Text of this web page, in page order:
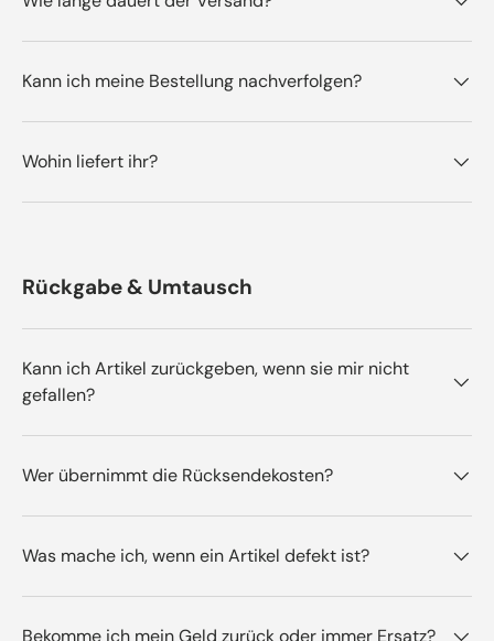
Kann ich meine Bestellung nachverfolgen?
Wohin liefert ihr?
Rückgabe & Umtausch
Kann ich Artikel zurückgeben, wenn sie mir nicht
gefallen?
Wer übernimmt die Rücksendekosten?
Was mache ich, wenn ein Artikel defekt ist?
Bekomme ich mein Geld zurück oder immer Ersatz?